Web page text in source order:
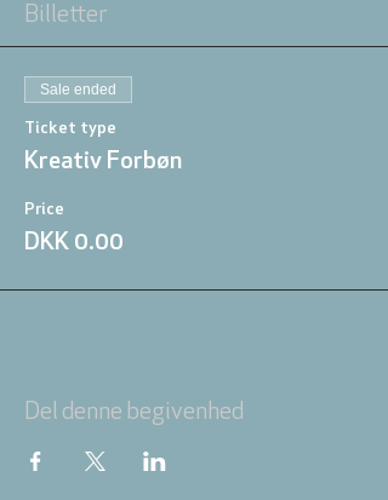
Billetter
Sale ended
Ticket type
Kreativ Forbøn
Price
DKK 0.00
Del denne begivenhed